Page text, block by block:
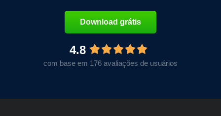
Download grátis
4.8
com base em 176 avaliações de usuários